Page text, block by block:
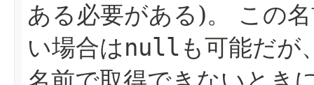
ある必要がある)。
この
い場合はnull も可能だが